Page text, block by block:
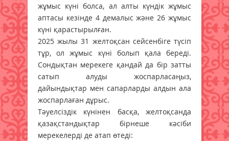
жұмыс күні болса, ал алты күндік жұмыс
аптасы кезінде 4 демалыс және 26 жұмыс
күні қарастырылған.
2025 жылы 31 желтоқсан сейсенбіге түсіп
тұр, ол жұмыс күні болып қала береді.
Сондықтан мерекеге қандай да бір затты
сатып алуды жоспарласаңыз,
дайындықтар мен сапарларды алдын ала
жоспарлаған дұрыс.
Тәуелсіздік күнінен басқа, желтоқсанда
қазақстандықтар бірнеше кәсіби
мерекелерді де атап өтеді: